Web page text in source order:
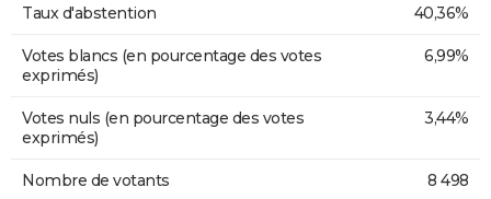
Taux d'abstention 40,36%
Votes blancs (en pourcentage des votes
exprimés)
6,99%
Votes nuls (en pourcentage des votes
exprimés)
3,44%
Nombre de votants 8 498